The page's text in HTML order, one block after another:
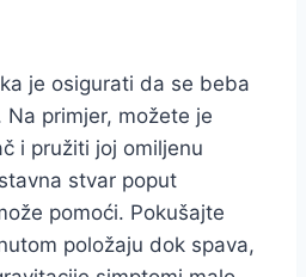
je osigurati da se beba
primjer, možete je
i pružiti joj omiljenu
stvar poput
pomoći. Pokušajte
položaju dok spava,